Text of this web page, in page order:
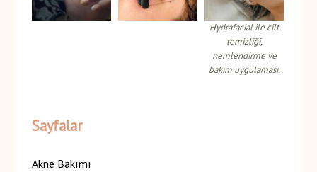
Hydrafacial ile cilt
temizliği,
nemlendirme ve
bakım uygulaması.
Sayfalar
Akne Bakımı